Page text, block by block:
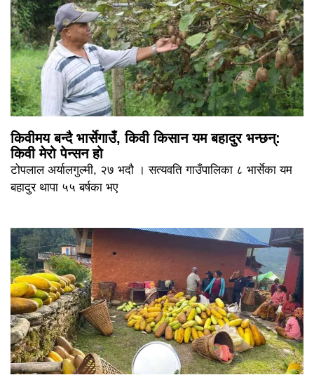
किवीमय बन्दै भार्सेगाउँ, किवी किसान यम बहादुर भन्छन्:
किवी मेरो पेन्सन हो
टोपलाल अर्यालगुल्मी, २७ भदौ । सत्यवति गाउँपालिका ८ भार्सेका यम
बहादुर थापा ५५ बर्षका भए